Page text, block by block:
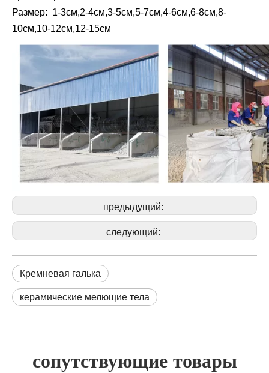
Размер: 1-3см,2-4см,3-5см,5-7см,4-6см,6-8см,8-
10см,10-12см,12-15см
предыдущий:
следующий:
Кремневая галька
керамические мелющие тела
сопутствующие товары